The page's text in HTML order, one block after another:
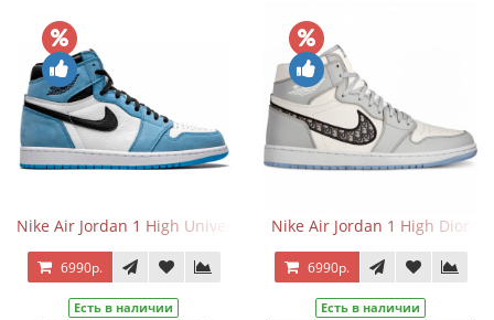
Nike Air Jordan 1 High University Blue
6990р.
Есть в наличии
Nike Air Jordan 1 High Dior
6990р.
Есть в наличии